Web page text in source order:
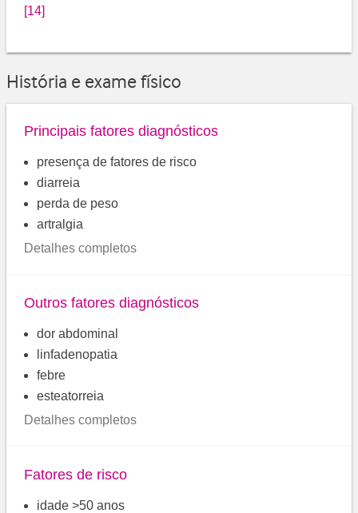
[14]
História e exame físico
Principais fatores diagnósticos
presença de fatores de risco
diarreia
perda de peso
artralgia
Detalhes completos
Outros fatores diagnósticos
dor abdominal
linfadenopatia
febre
esteatorreia
Detalhes completos
Fatores de risco
idade >50 anos